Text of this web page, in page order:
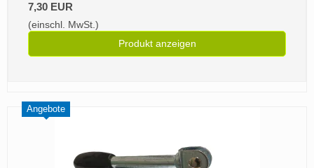
7,30 EUR
(einschl. MwSt.)
Produkt anzeigen
Angebote